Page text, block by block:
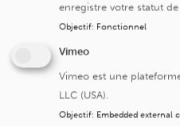
Reconstruction des
Ces reconstructions
du crâne, les pertes de
les reconstructions de la
enregistre votre statut
Objectif: Fonctionnel
Vimeo
Vimeo est une
LLC (USA).
Objectif: Embedded external